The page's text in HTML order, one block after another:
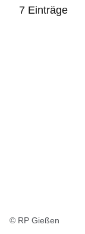
7 Einträge
© RP Gießen